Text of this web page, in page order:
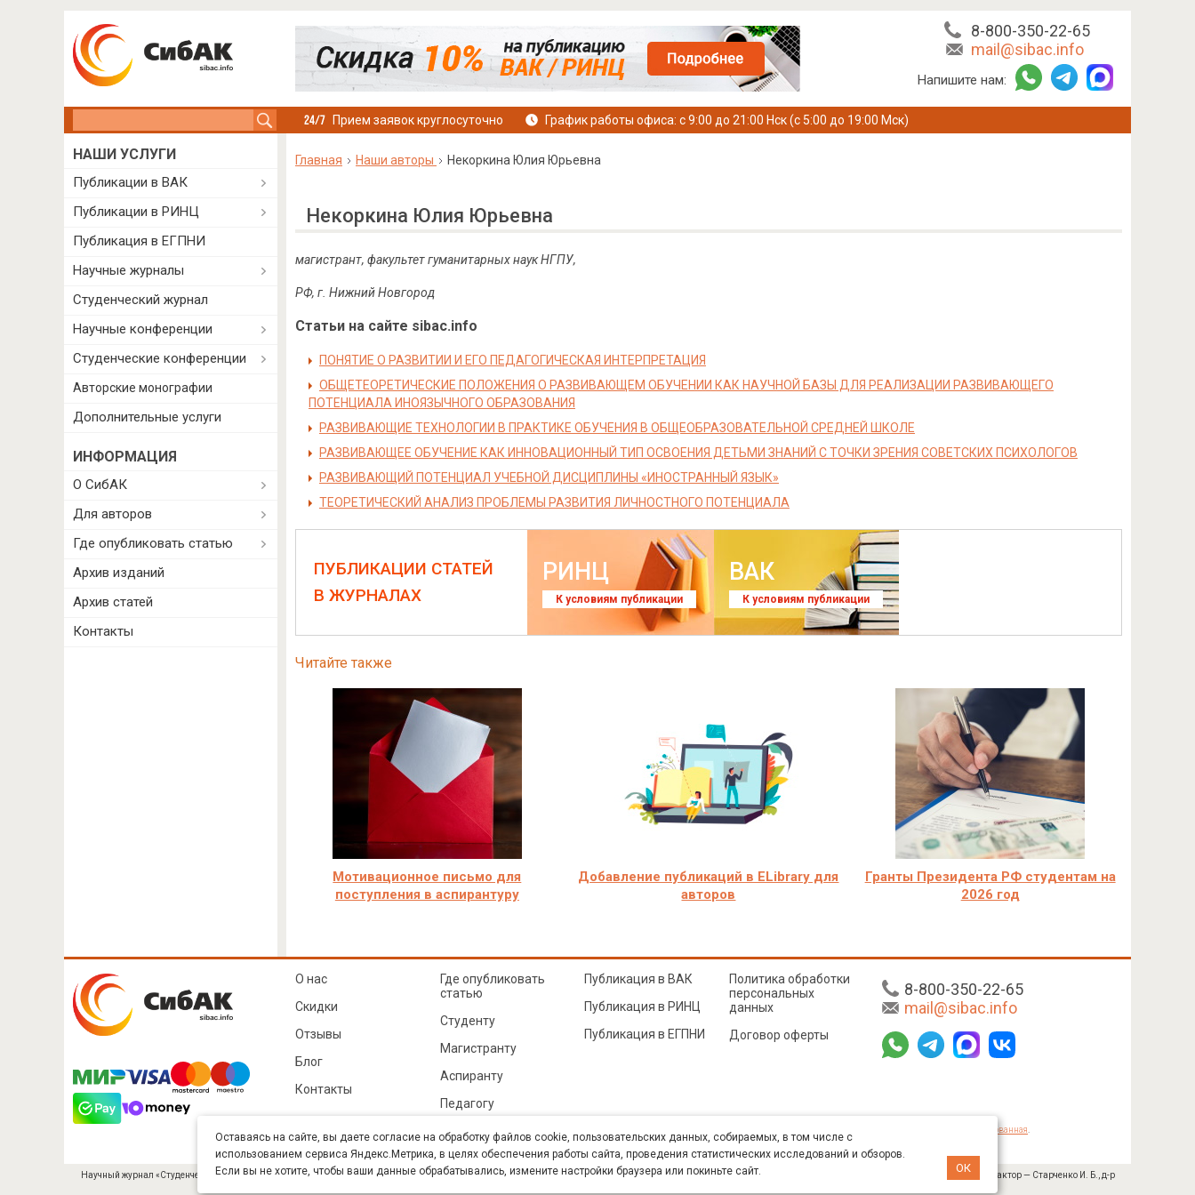
8-800-350-22-65
mail@sibac.info
Напишите нам:
Прием заявок круглосуточно График работы офиса: с 9:00 до 21:00 Нск (с 5:00 до 19:00 Мск)
Главная Наши авторы Некоркина Юлия Юрьевна
Некоркина Юлия Юрьевна
магистрант, факультет гуманитарных наук НГПУ,
РФ, г. Нижний Новгород
Статьи на сайте sibac.info
ПОНЯТИЕ О РАЗВИТИИ И ЕГО ПЕДАГОГИЧЕСКАЯ ИНТЕРПРЕТАЦИЯ
ОБЩЕТЕОРЕТИЧЕСКИЕ ПОЛОЖЕНИЯ О РАЗВИВАЮЩЕМ ОБУЧЕНИИ КАК НАУЧНОЙ БАЗЫ ДЛЯ РЕАЛИЗАЦИИ РАЗВИВАЮЩЕГО
ПОТЕНЦИАЛА ИНОЯЗЫЧНОГО ОБРАЗОВАНИЯ
РАЗВИВАЮЩИЕ ТЕХНОЛОГИИ В ПРАКТИКЕ ОБУЧЕНИЯ В ОБЩЕОБРАЗОВАТЕЛЬНОЙ СРЕДНЕЙ ШКОЛЕ
РАЗВИВАЮЩЕЕ ОБУЧЕНИЕ КАК ИННОВАЦИОННЫЙ ТИП ОСВОЕНИЯ ДЕТЬМИ ЗНАНИЙ С ТОЧКИ ЗРЕНИЯ СОВЕТСКИХ ПСИХОЛОГОВ
РАЗВИВАЮЩИЙ ПОТЕНЦИАЛ УЧЕБНОЙ ДИСЦИПЛИНЫ «ИНОСТРАННЫЙ ЯЗЫК»
ТЕОРЕТИЧЕСКИЙ АНАЛИЗ ПРОБЛЕМЫ РАЗВИТИЯ ЛИЧНОСТНОГО ПОТЕНЦИАЛА
ПУБЛИКАЦИИ СТАТЕЙ
В ЖУРНАЛАХ
РИНЦ
К условиям публикации
ВАК
К условиям публикации
Читайте также
Мотивационное письмо для
поступления в аспирантуру
Добавление публикаций в ELibrary для
авторов
Гранты Президента РФ студентам на
2026 год
НАШИ УСЛУГИ
Публикации в ВАК
Публикации в РИНЦ
Публикация в ЕГПНИ
Научные журналы
Студенческий журнал
Научные конференции
Студенческие конференции
Авторские монографии
Дополнительные услуги
ИНФОРМАЦИЯ
О СибАК
Для авторов
Где опубликовать статью
Архив изданий
Архив статей
Контакты
8-800-350-22-65
mail@sibac.info
О нас
Скидки
Отзывы
Блог
Контакты
Где опубликовать
статью
Студенту
Магистранту
Аспиранту
Педагогу
Публикация в ВАК
Публикация в РИНЦ
Публикация в ЕГПНИ
Политика обработки
персональных
данных
Договор оферты
лицензии Creative Commons «Attribution» («Атрибуция») 4.0 Непортированная
Карта сайта
Научный журнал «Студенческий» (ISSN 2541-9412). Издатель — ООО «СибАК» (ИНН 5402054157). Размещается в Научной электронной библиотеке eLIBRARY.RU (договор № 445-11/2019 от 05.11.2019). Главный редактор — Старченко И. Б., д-р
Оставаясь на сайте, вы даете согласие на обработку файлов cookie, пользовательских данных, собираемых, в том числе с
использованием сервиса Яндекс.Метрика, в целях обеспечения работы сайта, проведения статистических исследований и обзоров.
Если вы не хотите, чтобы ваши данные обрабатывались, измените настройки браузера или покиньте сайт.
ОК